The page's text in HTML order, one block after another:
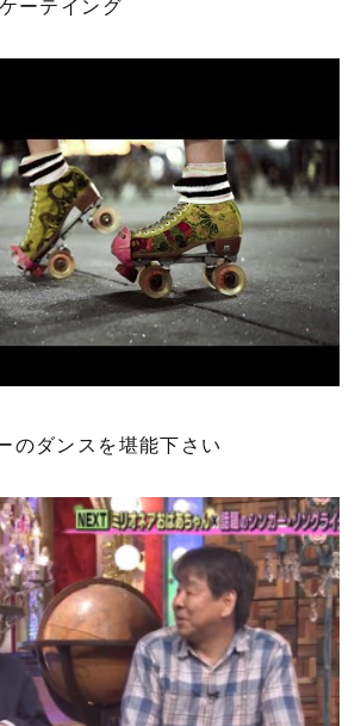
ーテイング
のダンスを堪能下さい